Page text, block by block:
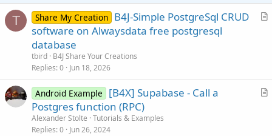
T
A
e
Share My Creation B4J-Simple PostgreSql CRUD
software on Alwaysdata free postgresql
database
tbird B4J Share Your Creations
Replies 0 Jun 18, 2026
A
Android Example
[B4X] Supabase - Call a
Postgres function (RPC)
Alexander Stolte Tutorials & Examples
Replies 0 Jun 26, 2024